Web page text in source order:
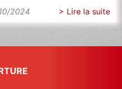
2024
> Lire la suite